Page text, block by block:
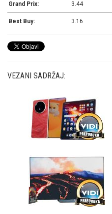
Grand Prix: 3.44
Best Buy: 3.16
VEZANI SADRŽAJ: